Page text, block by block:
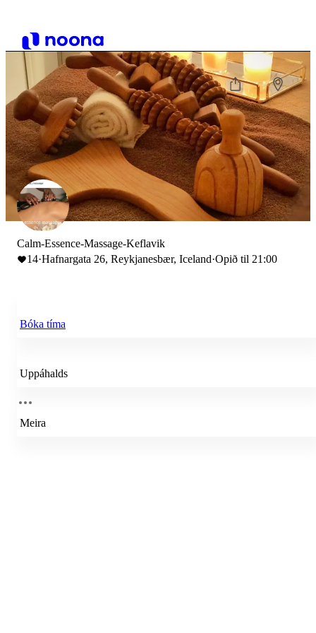
Calm-Essence-Massage-Keflavik
14·Hafnargata 26, Reykjanesbær, Iceland·Opið til 21:00
Bóka tíma
Uppáhalds
Meira